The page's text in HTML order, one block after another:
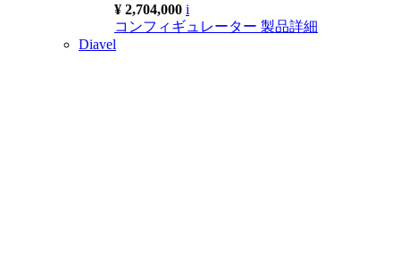
¥ 2,704,000 i
コンフィギュレーター 製品詳細
Diavel